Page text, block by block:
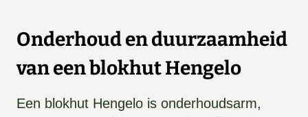
Onderhoud en duurzaamheid
van een blokhut Hengelo
Een blokhut Hengelo is onderhoudsarm,